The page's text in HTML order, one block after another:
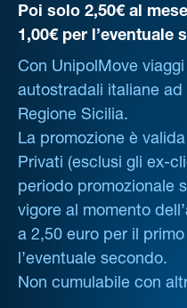
Poi solo 2,50€ al
1,00€ per l’eventuale
Con UnipolMove
autostradali italiane
Regione Sicilia.
La promozione è
Privati (esclusi gli ex-
periodo promozionale
vigore al momento
a 2,50 euro per il
l’eventuale secondo.
Non cumulabile con